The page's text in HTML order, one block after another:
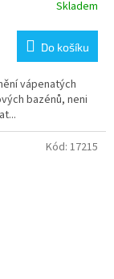
Skladem
Do košíku
vápenatých
bazénů, neni
Kód: 17215